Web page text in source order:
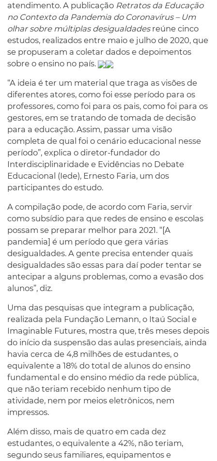
atendimento. A publicação Retratos da Educação
no Contexto da Pandemia do Coronavírus – Um
olhar sobre múltiplas desigualdadesreúne cinco
estudos, realizados entre maio e julho de 2020, que
se propuseram a coletar dados e depoimentos
sobre o ensino no país.
“A ideia é ter um material que traga as visões de
diferentes atores, como foi esse período para os
professores, como foi para os pais, como foi para os
gestores, em se tratando de tomada de decisão
para a educação. Assim, passar uma visão
completa de qual foi o cenário educacional nesse
período”, explica o diretor-fundador do
Interdisciplinaridade e Evidências no Debate
Educacional (Iede), Ernesto Faria, um dos
participantes do estudo.
A compilação pode, de acordo com Faria, servir
como subsídio para que redes de ensino e escolas
possam se preparar melhor para 2021. “[A
pandemia] é um período que gera várias
desigualdades. A gente precisa entender quais
desigualdades são essas para daí poder tentar se
antecipar a alguns problemas, como a evasão dos
alunos”, diz.
Uma das pesquisas que integram a publicação,
realizada pela Fundação Lemann, o Itaú Social e
Imaginable Futures, mostra que, três meses depois
do início da suspensão das aulas presenciais, ainda
havia cerca de 4,8 milhões de estudantes, o
equivalente a 18% do total de alunos do ensino
fundamental e do ensino médio da rede pública,
que não teriam recebido nenhum tipo de
atividade, nem por meios eletrônicos, nem
impressos.
Além disso, mais de quatro em cada dez
estudantes, o equivalente a 42%, não teriam,
segundo seus familiares, equipamentos e